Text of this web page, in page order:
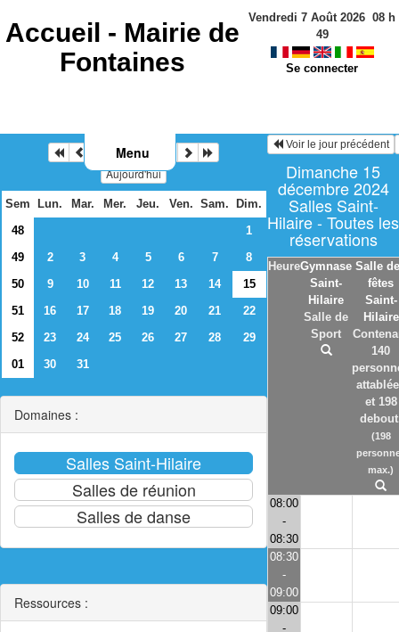
Accueil - Mairie de
Fontaines
Vendredi 7 Août 2026 08 h
49
Se connecter
Menu
Décembre 2024
Aujourd'hui
Sem Lun. Mar. Mer. Jeu. Ven. Sam. Dim.
48
1
49
2 3 4 5 6 7
8
50
9 10 11 12 13 14
15
51
16 17 18 19 20 21
22
52
23 24 25 26 27 28
29
01
30 31
Domaines :
Ressources :
Voir le jour précédent
Dimanche 15
décembre 2024
Salles Saint-
Hilaire - Toutes les
réservations
HeureGymnase
Saint-
Hilaire
Salle de
Sport
Salle
fêtes
Saint-
Hilaire
140
et 198
(198
max.)
08:00
-
08:30
08:30
-
09:00
09:00
-